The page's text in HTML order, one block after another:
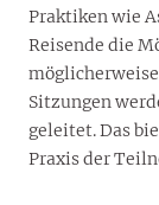
Praktiken wie
Reisende die
Sitzungen
geleitet. Das
Praxis der